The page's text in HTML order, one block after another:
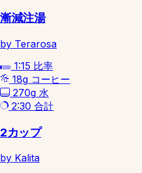
漸減注湯
by Terarosa
1:15 比率
18g コーヒー
270g 水
2:30 合計
2カップ
by Kalita